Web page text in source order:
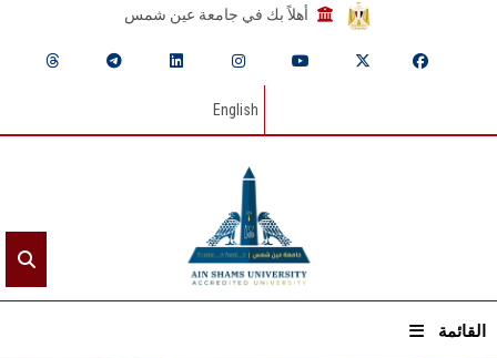
أهلاً بك في جامعة عين شمس
English
القائمة